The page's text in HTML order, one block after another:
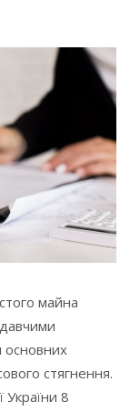
майна
основних
стягнення.
України 8